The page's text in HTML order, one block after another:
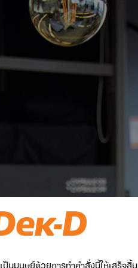
นมนุษย์ด้วยการทำคำสั่งนี้ให้เสร็จสิ้น